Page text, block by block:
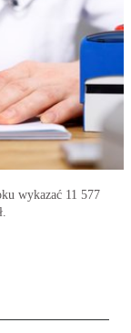
wykazać 11 577